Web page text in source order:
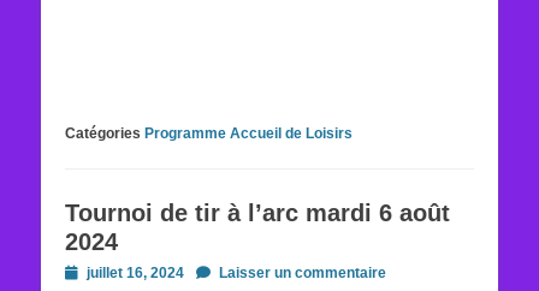
Catégories Programme Accueil de Loisirs
Tournoi de tir à l’arc mardi 6 août
2024
Postedjuillet 16, 2024 Laisser un commentaire